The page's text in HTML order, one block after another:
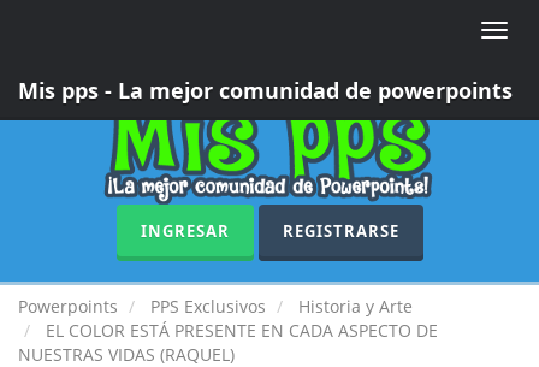
Toggle
Mis pps - La mejor comunidad de powerpoints
INGRESAR REGISTRARSE
Powerpoints PPS Exclusivos
Historia y Arte
EL COLOR ESTÁ PRESENTE EN CADA ASPECTO DE
NUESTRAS VIDAS (RAQUEL)